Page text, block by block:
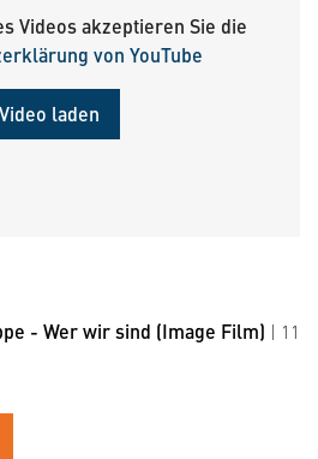
Videos akzeptieren Sie die
von YouTube
Video laden
- Wer wir sind (Image Film) | 11